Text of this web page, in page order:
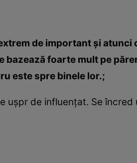
de important şi
bazează foarte mult pe
este spre binele lor.;
uşpr de influenţat. Se